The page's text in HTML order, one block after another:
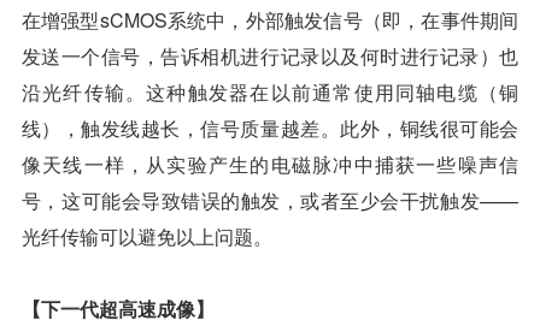
在增强型sCMOS系统中，外部触发信号（即，在事件期间
发送一个信号，告诉相机进行记录以及何时进行记录）也
沿光纤传输。这种触发器在以前通常使用同轴电缆（铜
线），触发线越长，信号质量越差。此外，铜线很可能会
像天线一样，从实验产生的电磁脉冲中捕获一些噪声信
号，这可能会导致错误的触发，或者至少会干扰触发——
光纤传输可以避免以上问题。
【下一代超高速成像】